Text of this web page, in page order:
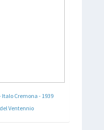
Cremona - 1939
Ventennio